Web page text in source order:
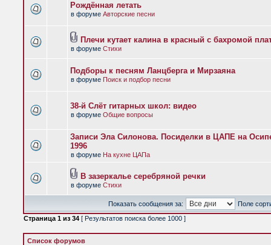
Рождённая летать
в форуме Авторские песни
Плечи кутает калина в красный с бахромой
в форуме Стихи
Подборы к песням Ланцберга и Мирзаяна
в форуме Поиск и подбор песни
38-й Слёт гитарных школ: видео
в форуме Общие вопросы
Записи Эла Силонова. Посиделки в ЦАПЕ на
1996
в форуме На кухне ЦАПа
В зазеркалье серебряной речки
в форуме Стихи
Показать сообщения за:
Поле
Страница 1 из 34 [ Результатов поиска более 1000 ]
Список форумов